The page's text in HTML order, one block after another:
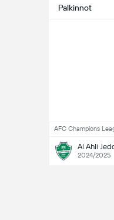
Palkinnot
AFC Champions
Al Ahli
2024/2025